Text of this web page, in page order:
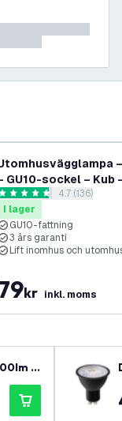
GU10-sockel – Kub
öppna
stjärnbetyg4.7 (136)
I lager
GU10-fattning
3 års garanti
Lift inomhus och
kr inkl. moms
-
gar